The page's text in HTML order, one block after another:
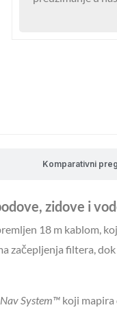
Komparativni
zidove i
18 m kablom,
začepljenja filtera,
System™ koji mapira